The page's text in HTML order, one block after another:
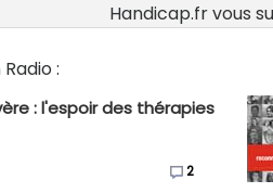
Handicap.fr vous
:
: l'espoir des thérapies
2